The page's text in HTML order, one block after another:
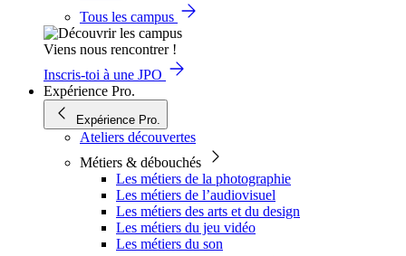
Tous les campus
Viens nous rencontrer !
Inscris-toi à une JPO
Expérience Pro.
Expérience Pro.
Ateliers découvertes
Métiers & débouchés
Les métiers de la photographie
Les métiers de l’audiovisuel
Les métiers des arts et du design
Les métiers du jeu vidéo
Les métiers du son